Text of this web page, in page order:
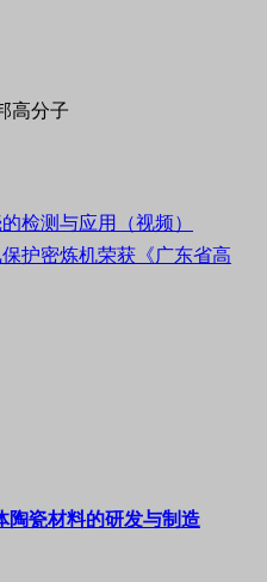
高分子
检测与应用（视频）
护密炼机荣获《广东省高
陶瓷材料的研发与制造